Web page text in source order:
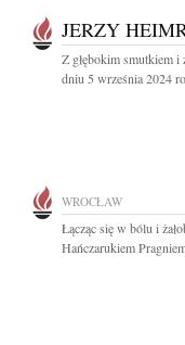
JERZY
Z głębokim smutkiem i
dniu 5 września 2024
WROCŁAW
Łącząc się w bólu i
Hańczarukiem